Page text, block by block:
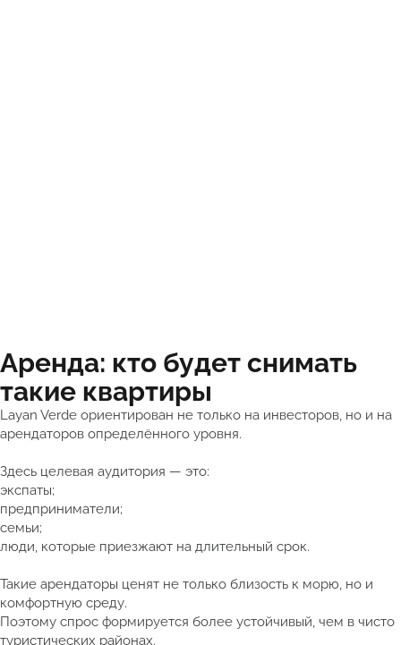
Аренда: кто будет снимать
такие квартиры
Layan Verde ориентирован не только на инвесторов, но и на
арендаторов определённого уровня.
Здесь целевая аудитория — это:
экспаты;
предприниматели;
семьи;
люди, которые приезжают на длительный срок.
Такие арендаторы ценят не только близость к морю, но и
комфортную среду.
Поэтому спрос формируется более устойчивый, чем в чисто
туристических районах.